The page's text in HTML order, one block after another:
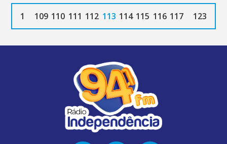
1 109 110 111 112 113 114 115 116 117 123